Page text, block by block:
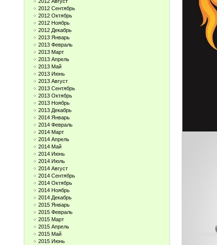
2012 Сентябрь
2012 Октябрь
2012 Ноябрь
2012 Декабрь
2013 Январь
2013 Февраль
2013 Март
2013 Апрель
2013 Май
2013 Июнь
2013 Август
2013 Сентябрь
2013 Октябрь
2013 Ноябрь
2013 Декабрь
2014 Январь
2014 Февраль
2014 Март
2014 Апрель
2014 Май
2014 Июнь
2014 Июль
2014 Август
2014 Сентябрь
2014 Октябрь
2014 Ноябрь
2014 Декабрь
2015 Январь
2015 Февраль
2015 Март
2015 Апрель
2015 Май
2015 Июнь